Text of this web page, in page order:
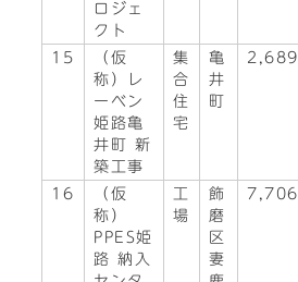
ロジェ
クト
15
（仮
称）レ
ーベン
姫路亀
井町 新
築工事
集
合
住
宅
亀
井
町
2,689
16
（仮
称）
PPES姫
路 納入
場
飾
磨
区
妻
7,706